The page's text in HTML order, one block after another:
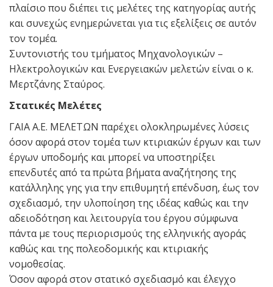
πλαίσιο που διέπει τις μελέτες της κατηγορίας αυτής
και συνεχώς ενημερώνεται για τις εξελίξεις σε αυτόν
τον τομέα.
Συντονιστής του τμήματος Μηχανολογικών –
Ηλεκτρολογικών και Ενεργειακών μελετών είναι ο κ.
Μερτζάνης Σταύρος.
Στατικές Μελέτες
ΓΑΙΑ Α.Ε. ΜΕΛΕΤΩΝ παρέχει ολοκληρωμένες λύσεις
όσον αφορά στον τομέα των κτιριακών έργων και των
έργων υποδομής και μπορεί να υποστηρίξει
επενδυτές από τα πρώτα βήματα αναζήτησης της
κατάλληλης γης για την επιθυμητή επένδυση, έως τον
σχεδιασμό, την υλοποίηση της ιδέας καθώς και την
αδειοδότηση και λειτουργία του έργου σύμφωνα
πάντα με τους περιορισμούς της ελληνικής αγοράς
καθώς και της πολεοδομικής και κτιριακής
νομοθεσίας.
Όσον αφορά στον στατικό σχεδιασμό και έλεγχο